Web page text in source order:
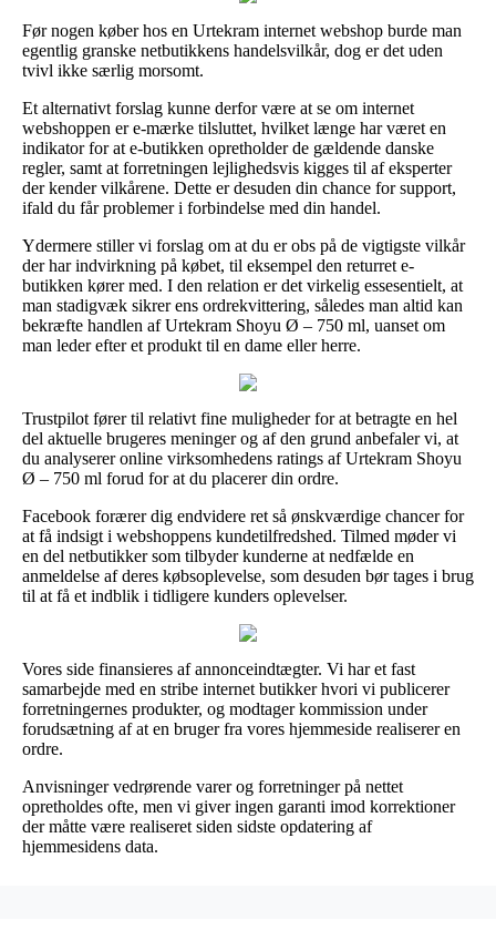
Før nogen køber hos en Urtekram internet webshop burde man
egentlig granske netbutikkens handelsvilkår, dog er det uden
tvivl ikke særlig morsomt.
Et alternativt forslag kunne derfor være at se om internet
webshoppen er e-mærke tilsluttet, hvilket længe har været en
indikator for at e-butikken opretholder de gældende danske
regler, samt at forretningen lejlighedsvis kigges til af eksperter
der kender vilkårene. Dette er desuden din chance for support,
ifald du får problemer i forbindelse med din handel.
Ydermere stiller vi forslag om at du er obs på de vigtigste vilkår
der har indvirkning på købet, til eksempel den returret e-
butikken kører med. I den relation er det virkelig essesentielt, at
man stadigvæk sikrer ens ordrekvittering, således man altid kan
bekræfte handlen af Urtekram Shoyu Ø – 750 ml, uanset om
man leder efter et produkt til en dame eller herre.
Trustpilot fører til relativt fine muligheder for at betragte en hel
del aktuelle brugeres meninger og af den grund anbefaler vi, at
du analyserer online virksomhedens ratings af Urtekram Shoyu
Ø – 750 ml forud for at du placerer din ordre.
Facebook forærer dig endvidere ret så ønskværdige chancer for
at få indsigt i webshoppens kundetilfredshed. Tilmed møder vi
en del netbutikker som tilbyder kunderne at nedfælde en
anmeldelse af deres købsoplevelse, som desuden bør tages i brug
til at få et indblik i tidligere kunders oplevelser.
Vores side finansieres af annonceindtægter. Vi har et fast
samarbejde med en stribe internet butikker hvori vi publicerer
forretningernes produkter, og modtager kommission under
forudsætning af at en bruger fra vores hjemmeside realiserer en
ordre.
Anvisninger vedrørende varer og forretninger på nettet
opretholdes ofte, men vi giver ingen garanti imod korrektioner
der måtte være realiseret siden sidste opdatering af
hjemmesidens data.